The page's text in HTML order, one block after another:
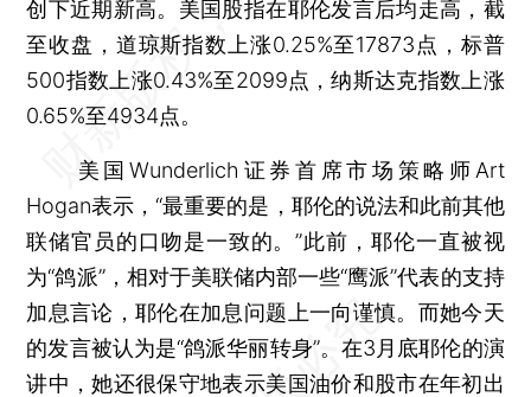
创下近期新高。美国股指在耶伦发言后均走高，截
至收盘，道琼斯指数上涨0.25%至17873点，标普
500指数上涨0.43%至2099点，纳斯达克指数上涨
0.65%至4934点。
美国Wunderlich证券首席市场策略师Art
Hogan表示，“最重要的是，耶伦的说法和此前其他
联储官员的口吻是一致的。”此前，耶伦一直被视
为“鸽派”，相对于美联储内部一些“鹰派”代表的支持
加息言论，耶伦在加息问题上一向谨慎。而她今天
的发言被认为是“鸽派华丽转身”。在3月底耶伦的演
讲中，她还很保守地表示美国油价和股市在年初出